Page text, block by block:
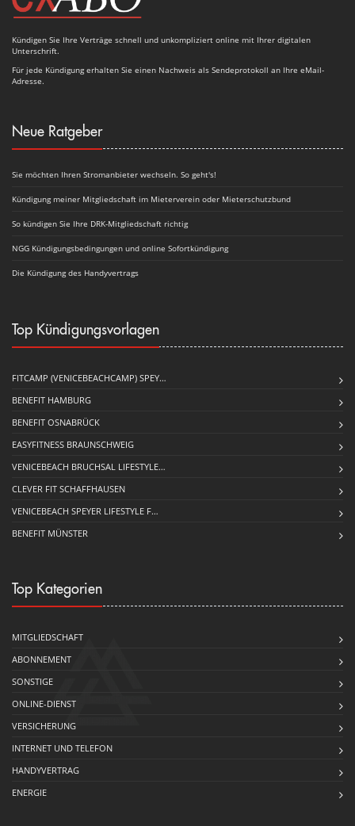
Kündigen Sie Ihre Verträge schnell und unkompliziert online mit Ihrer digitalen
Unterschrift.
Für jede Kündigung erhalten Sie einen Nachweis als Sendeprotokoll an Ihre eMail-
Adresse.
Neue Ratgeber
Sie möchten Ihren Stromanbieter wechseln. So geht's!
Kündigung meiner Mitgliedschaft im Mieterverein oder Mieterschutzbund
So kündigen Sie Ihre DRK-Mitgliedschaft richtig
NGG Kündigungsbedingungen und online Sofortkündigung
Die Kündigung des Handyvertrags
Top Kündigungsvorlagen
FITCAMP (VENICEBEACHCAMP) SPEY…
BENEFIT HAMBURG
BENEFIT OSNABRÜCK
EASYFITNESS BRAUNSCHWEIG
VENICEBEACH BRUCHSAL LIFESTYLE…
CLEVER FIT SCHAFFHAUSEN
VENICEBEACH SPEYER LIFESTYLE F…
BENEFIT MÜNSTER
Top Kategorien
MITGLIEDSCHAFT
ABONNEMENT
SONSTIGE
ONLINE-DIENST
VERSICHERUNG
INTERNET UND TELEFON
HANDYVERTRAG
ENERGIE